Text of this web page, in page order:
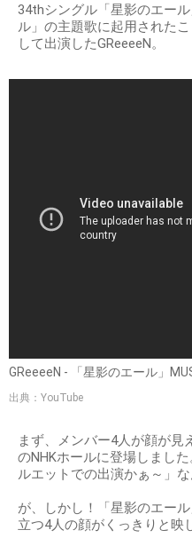
34thシングル「星影のエー
ル」の主題歌に起用された
して出演したGReeeeN。
GReeeeN - 「星影のエール」
出典：YouTube
まず、メンバー4人が顔が見
のNHKホールに登場しまし
ルエットでの出演かぁ～」
が、しかし！「星影のエー
立つ4人の顔がくっきりと映